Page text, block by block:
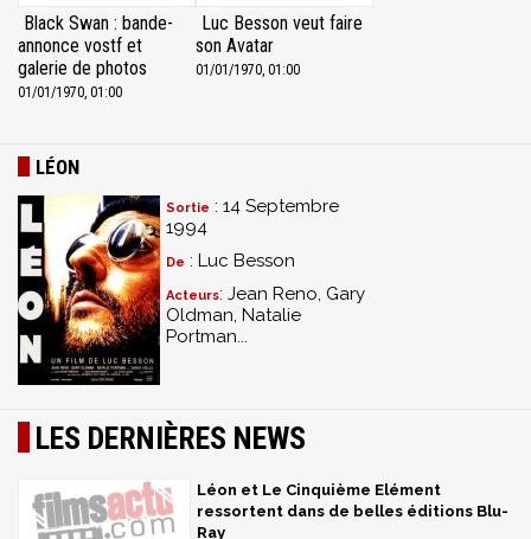
Black Swan : bande-
annonce vostf et
galerie de photos
01/01/1970, 01:00
Luc Besson veut faire
son Avatar
01/01/1970, 01:00
LÉON
Sortie : 14 Septembre
1994
De : Luc Besson
Acteurs: Jean Reno, Gary
Oldman, Natalie
Portman...
LES DERNIÈRES NEWS
Léon et Le Cinquième Elément
ressortent dans de belles éditions Blu-
Ray